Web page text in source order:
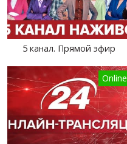
5 канал. Прямой эфир
Online